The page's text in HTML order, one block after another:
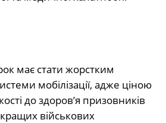
має стати жорстким
мобілізації, адже ціною
до здоров’я призовників
військових